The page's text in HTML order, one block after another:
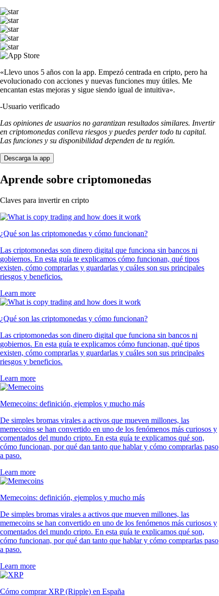
«Llevo unos 5 años con la app. Empezó centrada en cripto, pero ha
evolucionado con acciones y nuevas funciones muy útiles. Me
encantan estas mejoras y sigue siendo igual de intuitiva».
-Usuario verificado
Las opiniones de usuarios no garantizan resultados similares. Invertir
en criptomonedas conlleva riesgos y puedes perder todo tu capital.
Las funciones y su disponibilidad dependen de tu región.
Descarga la app
Aprende sobre criptomonedas
Claves para invertir en cripto
¿Qué son las criptomonedas y cómo funcionan?
Las criptomonedas son dinero digital que funciona sin bancos ni
gobiernos. En esta guía te explicamos cómo funcionan, qué tipos
existen, cómo comprarlas y guardarlas y cuáles son sus principales
riesgos y beneficios.
Learn more
¿Qué son las criptomonedas y cómo funcionan?
Las criptomonedas son dinero digital que funciona sin bancos ni
gobiernos. En esta guía te explicamos cómo funcionan, qué tipos
existen, cómo comprarlas y guardarlas y cuáles son sus principales
riesgos y beneficios.
Learn more
Memecoins: definición, ejemplos y mucho más
De simples bromas virales a activos que mueven millones, las
memecoins se han convertido en uno de los fenómenos más curiosos y
comentados del mundo cripto. En esta guía te explicamos qué son,
cómo funcionan, por qué dan tanto que hablar y cómo comprarlas paso
a paso.
Learn more
Memecoins: definición, ejemplos y mucho más
De simples bromas virales a activos que mueven millones, las
memecoins se han convertido en uno de los fenómenos más curiosos y
comentados del mundo cripto. En esta guía te explicamos qué son,
cómo funcionan, por qué dan tanto que hablar y cómo comprarlas paso
a paso.
Learn more
Cómo comprar XRP (Ripple) en España